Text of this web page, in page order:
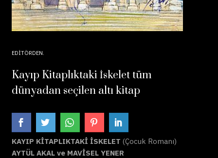
EDITÖRDEN
Kayıp Kitaplıktaki İskelet tüm
dünyadan seçilen altı kitap
KAYIP KİTAPLIKTAKİ İSKELET (Çocuk Romanı)
AYTÜL AKAL ve MAVİSEL YENER